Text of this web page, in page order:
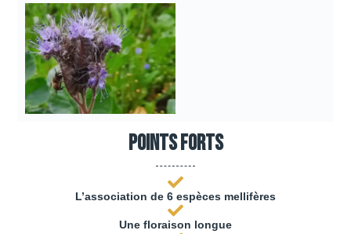
Points forts
L’association de 6 espèces mellifères
Une floraison longue